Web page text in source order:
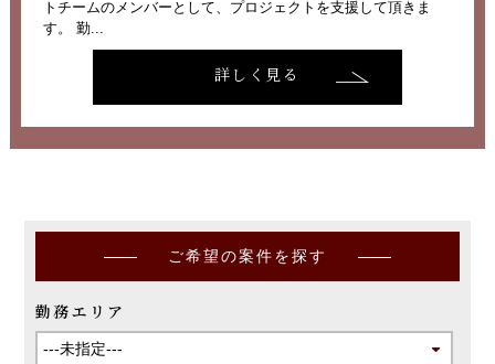
トチームのメンバーとして、プロジェクトを支援して頂きま
す。 勤...
詳しく見る
ご希望の案件を探す
勤務エリア